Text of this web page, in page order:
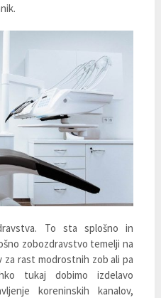
To sta splošno in
zobozdravstvo temelji na
rast modrostnih zob ali pa
tukaj dobimo izdelavo
koreninskih kanalov,